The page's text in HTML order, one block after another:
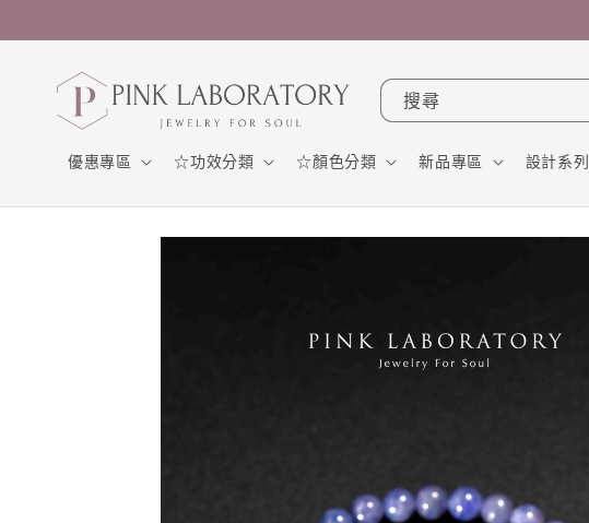
優惠專區 ☆功效分類 ☆顏色分類 新品專區 設計系列
搜尋